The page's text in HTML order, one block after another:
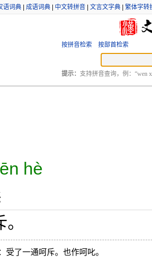
语词典 成语词典 中文转拼音 文言文字典 繁体字转
按拼音检索 按部首检索
提示： 支持拼音查询，例：“wen
hè
受了一通呵斥。也作呵叱。